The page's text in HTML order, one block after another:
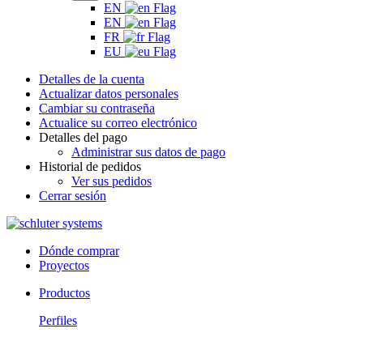
EN
EN
FR
EU
Detalles de la cuenta
Actualizar datos personales
Cambiar su contraseña
Actualice su correo electrónico
Detalles del pago
Administrar sus datos de pago
Historial de pedidos
Ver sus pedidos
Cerrar sesión
Dónde comprar
Proyectos
Productos
Perfiles